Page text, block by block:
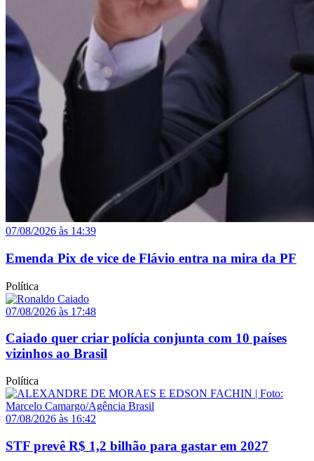
07/08/2026 às 14:39
Emenda Pix de vice de Flávio entra na mira da PF
Política
07/08/2026 às 17:48
Caiado quer criar polícia conjunta com 10 países
vizinhos ao Brasil
Política
07/08/2026 às 16:42
STF prevê R$ 1,2 bilhão para gastar em 2027